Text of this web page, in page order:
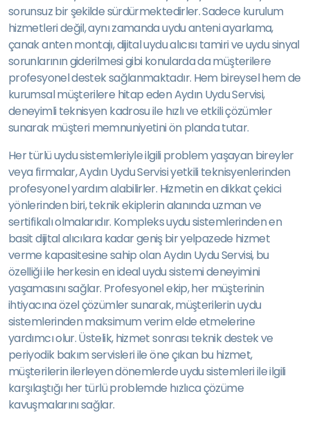
sorunsuz bir şekilde sürdürmektedirler. Sadece kurulum
hizmetleri değil, aynı zamanda uydu anteni ayarlama,
çanak anten montajı, dijital uydu alıcısı tamiri ve uydu sinyal
sorunlarının giderilmesi gibi konularda da müşterilere
profesyonel destek sağlanmaktadır. Hem bireysel hem de
kurumsal müşterilere hitap eden Aydın Uydu Servisi,
deneyimli teknisyen kadrosu ile hızlı ve etkili çözümler
sunarak müşteri memnuniyetini ön planda tutar.
Her türlü uydu sistemleriyle ilgili problem yaşayan bireyler
veya firmalar, Aydın Uydu Servisi yetkili teknisyenlerinden
profesyonel yardım alabilirler. Hizmetin en dikkat çekici
yönlerinden biri, teknik ekiplerin alanında uzman ve
sertifikalı olmalarıdır. Kompleks uydu sistemlerinden en
basit dijital alıcılara kadar geniş bir yelpazede hizmet
verme kapasitesine sahip olan Aydın Uydu Servisi, bu
özelliği ile herkesin en ideal uydu sistemi deneyimini
yaşamasını sağlar. Profesyonel ekip, her müşterinin
ihtiyacına özel çözümler sunarak, müşterilerin uydu
sistemlerinden maksimum verim elde etmelerine
yardımcı olur. Üstelik, hizmet sonrası teknik destek ve
periyodik bakım servisleri ile öne çıkan bu hizmet,
müşterilerin ilerleyen dönemlerde uydu sistemleri ile ilgili
karşılaştığı her türlü problemde hızlıca çözüme
kavuşmalarını sağlar.